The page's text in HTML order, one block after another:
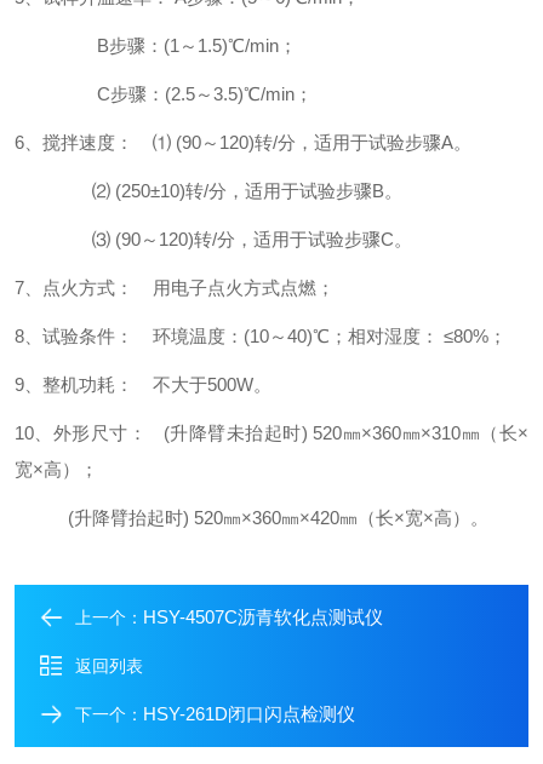
B步骤：(1～1.5)℃/min；
C步骤：(2.5～3.5)℃/min；
6、搅拌速度： ⑴ (90～120)转/分，适用于试验步骤A。
⑵ (250±10)转/分，适用于试验步骤B。
⑶ (90～120)转/分，适用于试验步骤C。
7、点火方式： 用电子点火方式点燃；
8、试验条件： 环境温度：(10～40)℃；相对湿度： ≤80%；
9、整机功耗： 不大于500W。
10、外形尺寸： (升降臂未抬起时) 520㎜×360㎜×310㎜（长×
宽×高）；
(升降臂抬起时) 520㎜×360㎜×420㎜（长×宽×高）。
上一个： HSY-4507C沥青软化点测试仪
返回列表
下一个： HSY-261D闭口闪点检测仪